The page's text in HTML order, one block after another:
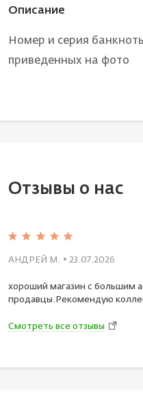
Описание
Номер и серия
приведенных на фото
Отзывы о нас
АНДРЕЙ М. • 23.07.2026
хороший магазин с большим
продавцы.Рекомендую
Смотреть все отзывы